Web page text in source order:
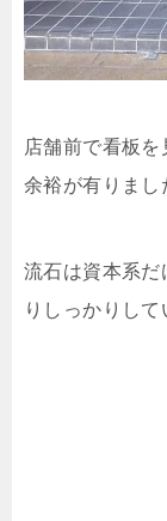
店舗前で看板
余裕が有りまし
流石は資本系だ
りしっかりして